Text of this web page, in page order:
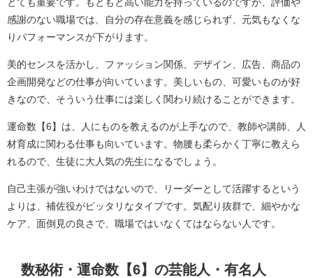
とても重要です。もともと高い能力を持っているのですが、評価や
感謝のない職場では、自分の存在意義を感じられず、元気もなくな
りパフォーマンスが下がります。
美的センスを活かし、ファッション関係、デザイン、広告、商品の
企画開発などの仕事が向いています。美しいもの、可愛いものが好
きなので、そういう仕事には楽しく関わり続けることができます。
運命数【6】は、人にものを教えるのが上手なので、教師や講師、人
材育成に関わる仕事も向いています。物腰も柔らかく丁寧に教えら
れるので、生徒に大人気の先生になるでしょう。
自己主張が強いわけではないので、リーダーとして活躍するという
よりは、補佐役がピッタリなタイプです。気配り抜群で、細やかな
ケア、面倒見の良さで、職場ではいなくてはならない人です。
数秘術・運命数【6】の芸能人・有名人